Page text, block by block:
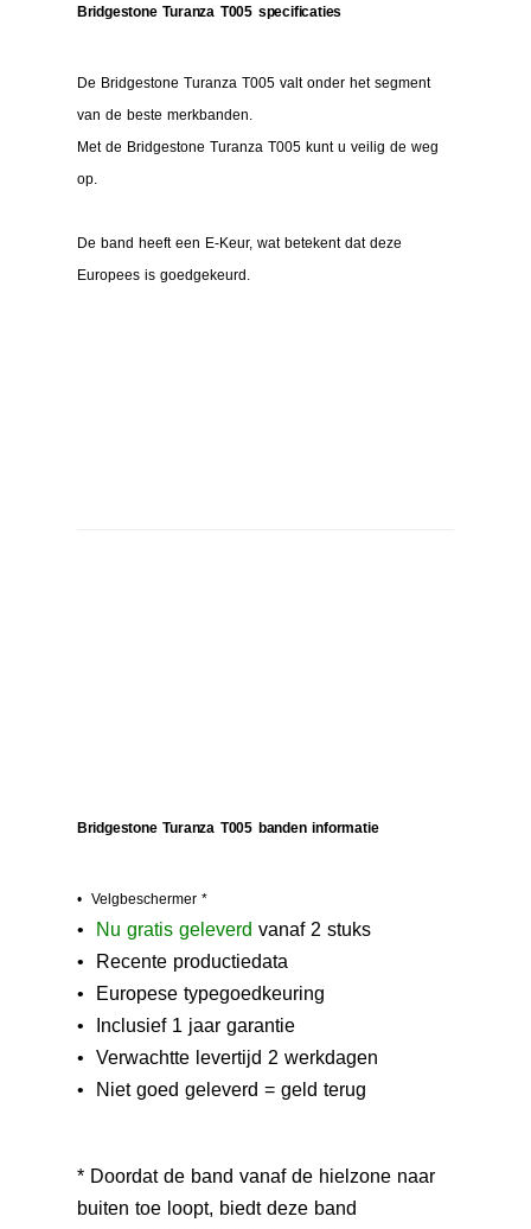
Bridgestone Turanza T005 specificaties
De Bridgestone Turanza T005 valt onder het segment
van de beste merkbanden.
Met de Bridgestone Turanza T005 kunt u veilig de weg
op.
De band heeft een E-Keur, wat betekent dat deze
Europees is goedgekeurd.
Bridgestone Turanza T005 banden informatie
• Velgbeschermer *
• N u gratis geleverd vanaf 2 stuks
• Recente productiedata
• Europese typegoedkeuring
• Inclusief 1 jaar garantie
• Verwachtte levertijd 2 werkdagen
• Niet goed geleverd = geld terug
* Doordat de band vanaf de hielzone naar
buiten toe loopt, biedt deze band